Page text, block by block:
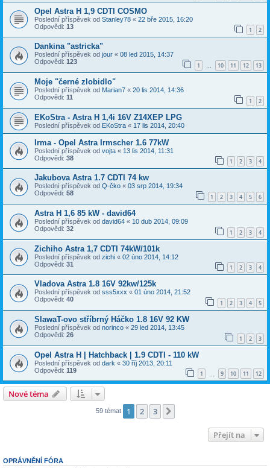
Opel Astra H 1,9 CDTI COSMO
Poslední příspěvek od Stanley78 « 22 bře 2015, 16:20
Odpovědi: 13 1 2
Dankina "astricka"
Poslední příspěvek od jour « 08 led 2015, 14:37
Odpovědi: 123 1 10 11 12 13
Moje "černé zlobidlo"
Poslední příspěvek od Marian7 « 20 lis 2014, 14:36
Odpovědi: 11 1 2
EKoStra - Astra H 1,4i 16V Z14XEP LPG
Poslední příspěvek od EKoStra « 17 lis 2014, 20:40
Irma - Opel Astra Irmscher 1.6 77kW
Poslední příspěvek od vojta « 13 lis 2014, 11:31
Odpovědi: 38 1 2 3 4
Jakubova Astra 1.7 CDTI 74 kw
Poslední příspěvek od Q-čko « 03 srp 2014, 19:34
Odpovědi: 58 1 2 3 4 5 6
Astra H 1,6 85 kW - david64
Poslední příspěvek od david64 « 10 dub 2014, 09:09
Odpovědi: 32 1 2 3 4
Zichiho Astra 1,7 CDTI 74kW/101k
Poslední příspěvek od zichi « 02 úno 2014, 14:12
Odpovědi: 31 1 2 3 4
Vladova Astra 1.8 16V 92kw/125k
Poslední příspěvek od sss5xxx « 01 úno 2014, 21:52
Odpovědi: 40 1 2 3 4 5
SlawaT-ovo stříbrný Háčko 1.8 16V 92 KW
Poslední příspěvek od norinco « 29 led 2014, 13:45
Odpovědi: 26 1 2 3
Opel Astra H | Hatchback | 1.9 CDTI - 110 kW
Poslední příspěvek od dark « 30 říj 2013, 20:11
Odpovědi: 119 1 9 10 11 12
Nové téma
59 témat 1 2 3
Přejít na
OPRÁVNĚNÍ FÓRA